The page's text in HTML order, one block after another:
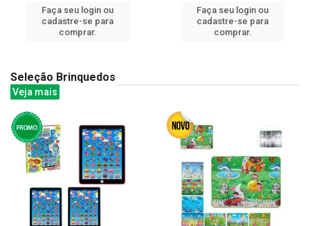
Faça seu login ou
cadastre-se para
comprar.
Faça seu login ou
cadastre-se para
comprar.
Seleção Brinquedos
Veja mais